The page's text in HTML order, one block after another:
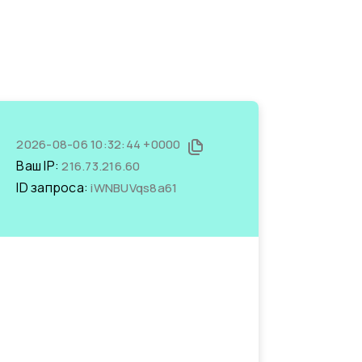
2026-08-06 10:32:44 +0000
Ваш IP:216.73.216.60
ID запроса:iWNBUVqs8a61